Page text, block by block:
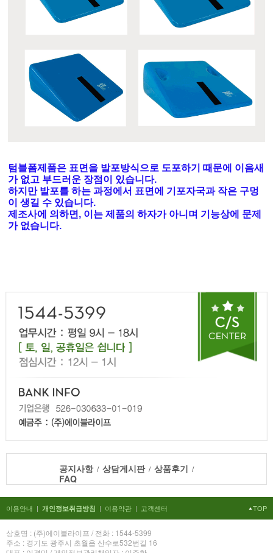
텀블폼제품은 표면을 발포방식으로 도포하기 때문에 이음새
가 없고 부드러운 장점이 있습니다.
하지만 발포를 하는 과정에서 표면에 기포자국과 작은 구멍
이 생길 수 있습니다.
제조사에 의하면, 이는 제품의 하자가 아니며 기능상에 문제
가 없습니다.
공지사항/ 상담게시판/ 상품후기 /
FAQ
이용안내 | 개인정보취급방침 | 이용약관 | 고객센터 TOP
상호명 : (주)에이블라이프 / 전화 : 1544-5399
주소 : 경기도 광주시 초월읍 산수로532번길 16